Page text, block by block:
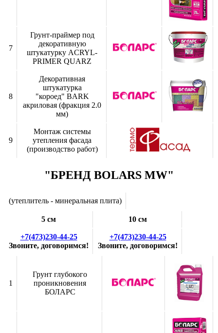
7
Грунт-праймер под
декоративную
штукатурку ACRYL-
PRIMER QUARZ
8
Декоративная
штукатурка
"короед" BARK
акриловая (фракция 2.0
мм)
9
Монтаж системы
утепления фасада
(производство работ)
"БРЕНД BOLARS MW"
(утеплитель - минеральная плита)
5 см 10 см
+7(473)230-44-25
Звоните, договоримся!
+7(473)230-44-25
Звоните, договоримся!
1
Грунт глубокого
проникновения
БОЛАРС